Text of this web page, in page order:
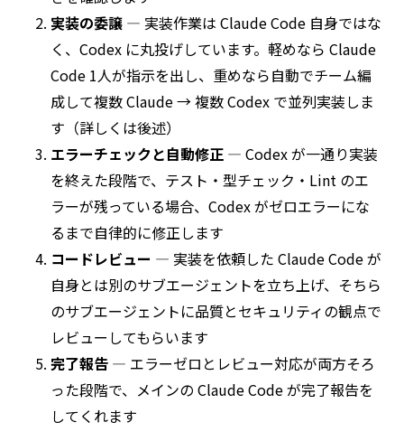
実装の委譲 — 実装作業は Claude Code 自身ではな
く、Codex に丸投げしています。軽めなら Claude
Code 1人が指示を出し、重めなら自動でチーム編
成して複数 Claude → 複数 Codex で並列実装しま
す（詳しくは後述）
エラーチェックと自動修正 — Codex が一通り実装
を終えた段階で、テスト・型チェック・Lint のエ
ラーが残っている場合、Codex がゼロエラーにな
るまで自律的に修正します
コードレビュー — 実装を依頼した Claude Code が
自身とは別のサブエージェントを立ち上げ、そちら
のサブエージェントに品質とセキュリティの観点で
レビューしてもらいます
完了報告 — エラーゼロとレビュー対応が両方そろ
った段階で、メインの Claude Code が完了報告を
してくれます